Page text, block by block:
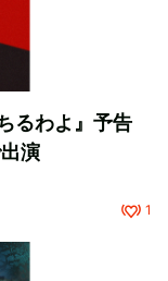
るわよ』予告
演
1